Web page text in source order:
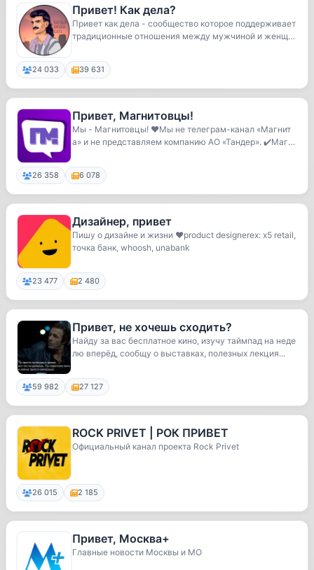
Привет! Как дела?
Привет как дела - сообщество которое поддерживает
традиционные отношения между мужчиной и женщин
24 033 39 631
Привет, Магнитовцы!
Мы - Магнитовцы! ❤️Мы не телеграм-канал «Магнит
а» и не представляем компанию АО «Тандер». ✔️Магн
26 358 6 078
Дизайнер, привет
Пишу о дизайне и жизни ❤️product designerex: x5 retail,
точка банк, whoosh, unabank
23 477 2 480
Привет, не хочешь сходить?
Найду за вас бесплатное кино, изучу таймпад на неде
лю вперёд, сообщу о выставках, полезных лекция...
59 982 27 127
ROCK PRIVET | РОК ПРИВЕТ
Официальный канал проекта Rock Privet
26 015 2 185
Привет, Москва+
Главные новости Москвы и МО